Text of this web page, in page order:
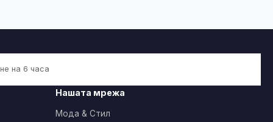
на 6 часа
Нашата мрежа
Мода & Стил